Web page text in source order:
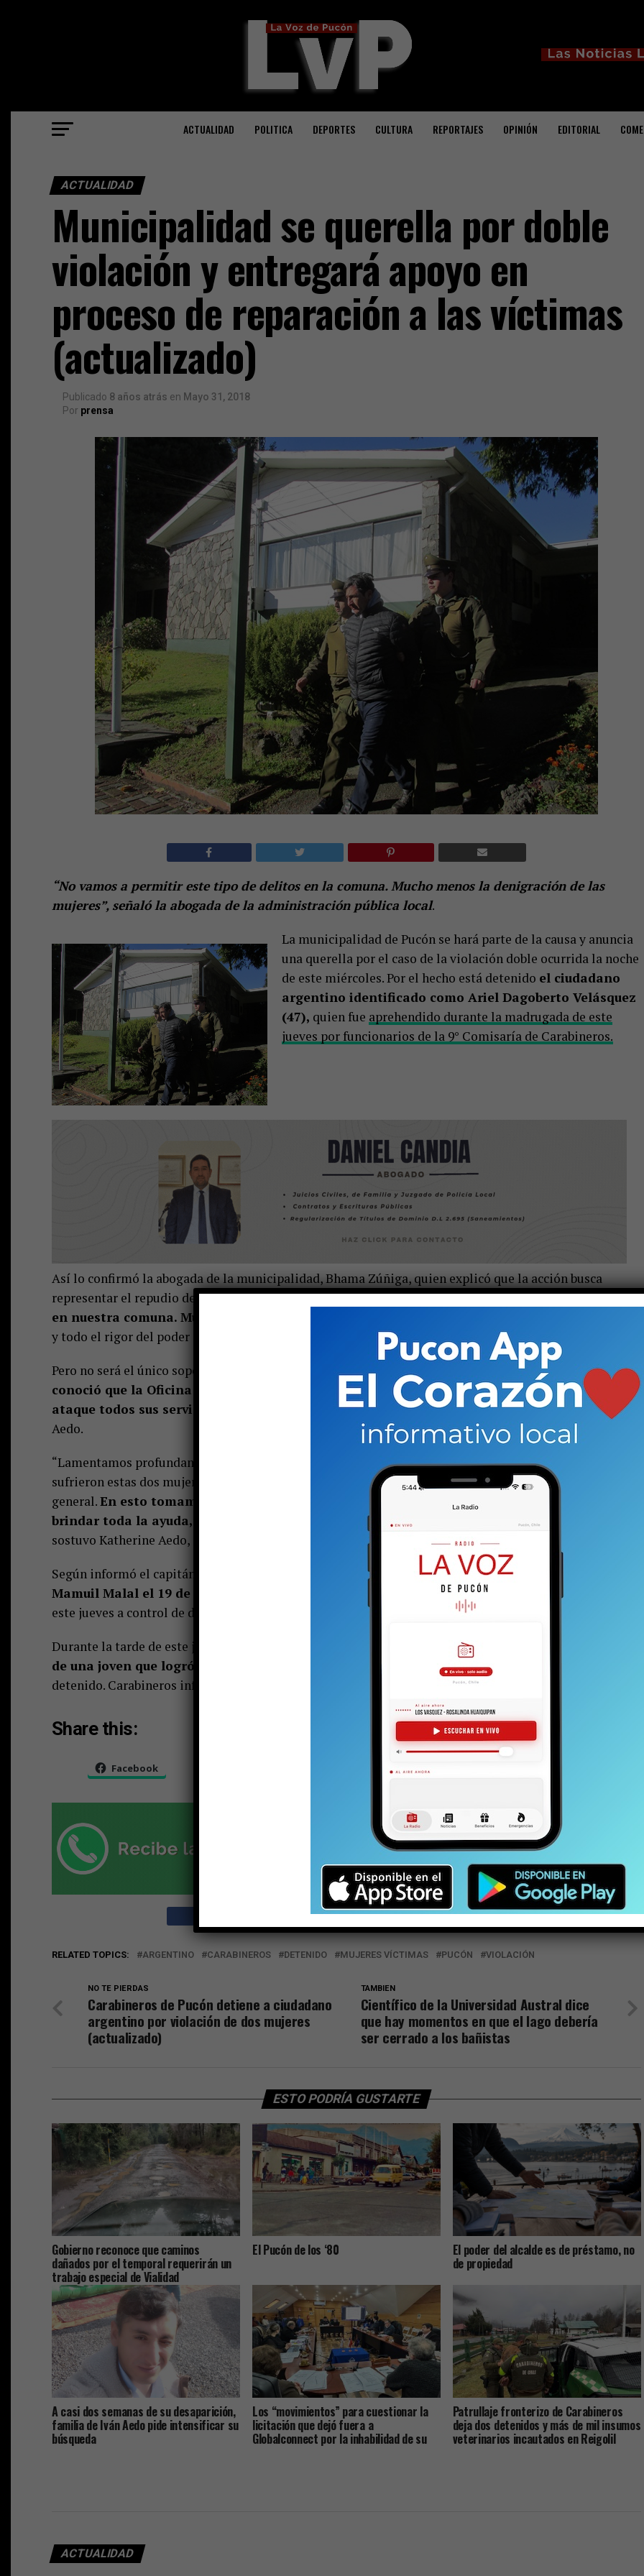
ACTUALIDAD POLITICA DEPORTES CULTURA REPORTAJES OPINIÓN EDITORIAL
ACTUALIDAD
Municipalidad se querella por doble
violación y entregará apoyo en
proceso de reparación a las víctimas
(actualizado)
Publicado 8 años atrás en Mayo 31, 2018
Por prensa
“No vamos a permitir este tipo de delitos en la comuna. Mucho menos la denigración de las
mujeres”, señaló la abogada de la administración pública local.
La municipalidad de Pucón se hará parte de la causa y anuncia
una querella por el caso de la violación doble ocurrida la noche
de este miércoles. Por el hecho está detenido el ciudadano
argentino identificado como Ariel Dagoberto Velásquez
(47), quien fue aprehendido durante la madrugada de este
jueves por funcionarios de la 9° Comisaría de Carabineros.
Así lo confirmó la abogada de la municipalidad, Bhama Zúñiga, quien explicó que la acción busca
representar el repudio del municipio a actos de este tipo.“No vamos a permitir este tipo de delitos
en nuestra comuna. Mucho menos la denigración de las mujeres.
y todo el rigor del poder judicial”, señaló Bhama Zúñiga.
Pero no será el único soporte que entregará la administración local a las dos víctimas.También se
conoció que la Oficina de la Mujer pondrá a disposición de las dos mujeres que sufrieron el
ataque todos sus servicios y profesionales.
Así lo expresó la encargada de esta área, Katherine
Aedo.
“Lamentamos profundamente la vulneración de los derechos y de la integridad física y psicológica que
sufrieron estas dos mujeres puconinas. Este hecho tiene que ser repudiable de parte de la comunidad en
general.En esto tomamos parte, a través de la oficina de la mujer, desde donde le vamos a
brindar toda la ayuda, orientación y representación necesaria que requieran estas mujeres
sostuvo Katherine Aedo, quien agregó: “Las acompañeremos en todo en este proceso”.
Según informó el capitán de Carabineros Marcelo Bahamondez,
el hombre ingresó por el paso
Mamuil Malal el 19 de mayo pasado en calidad de turista.
Velásquez pasaba durante la tarde de
este jueves a control de detención y, según se supo, ésta sería ampliada en 24 horas.
Durante la tarde de este jueves se confirmó un tercer hecho, aunque en calidad de frustrado.
de una joven que logró escabullirse de un atacante
con similares características a las del
detenido. Carabineros informó de la situación a la Fiscalía.
Share this:
Facebook
RELATED TOPICS: ARGENTINO CARABINEROS DETENIDO MUJERES VÍCTIMAS PUCÓN VIOLACIÓN
TAMBIEN
Científico de la Universidad Austral dice
que hay momentos en que el lago debería
ser cerrado a los bañistas
NO TE PIERDAS
Carabineros de Pucón detiene a ciudadano
argentino por violación de dos mujeres
(actualizado)
ESTO PODRÍA GUSTARTE
Gobierno reconoce que caminos
dañados por el temporal requerirán un
trabajo especial de Vialidad
El Pucón de los ‘80 El poder del alcalde es de préstamo, no
de propiedad
A casi dos semanas de su desaparición,
familia de Iván Aedo pide intensificar su
búsqueda
Los “movimientos” para cuestionar la
licitación que dejó fuera a
Globalconnect por la inhabilidad de su
Patrullaje fronterizo de Carabineros
deja dos detenidos y más de mil insumos
veterinarios incautados en Reigolil
ACTUALIDAD